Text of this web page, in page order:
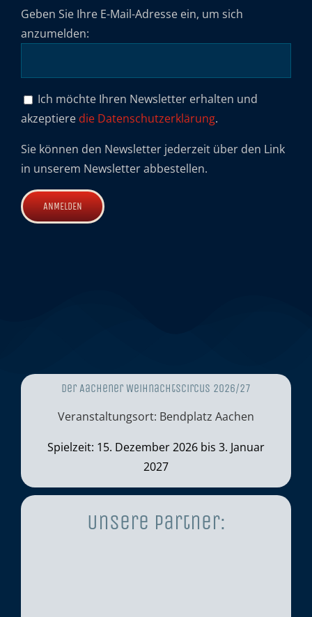
Geben Sie Ihre E-Mail-Adresse ein, um sich
anzumelden:
Ich möchte Ihren Newsletter erhalten und
akzeptiere die Datenschutzerklärung.
Sie können den Newsletter jederzeit über den Link
in unserem Newsletter abbestellen.
Der Aachener Weihnachtscircus 2026/27
Veranstaltungsort: Bendplatz Aachen
Spielzeit: 15. Dezember 2026 bis 3. Januar
2027
Unsere Partner: